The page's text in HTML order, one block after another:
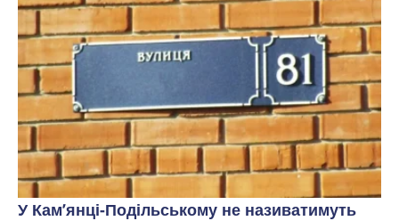
У Кам’янці-Подільському не називатимуть